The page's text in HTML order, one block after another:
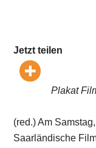
Jetzt teilen
Plakat
(red.) Am
Saarländische